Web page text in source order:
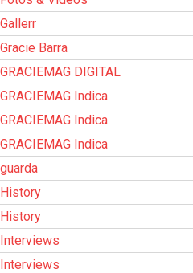
Gallerr
Gracie Barra
GRACIEMAG DIGITAL
GRACIEMAG Indica
GRACIEMAG Indica
GRACIEMAG Indica
guarda
History
History
Interviews
Interviews